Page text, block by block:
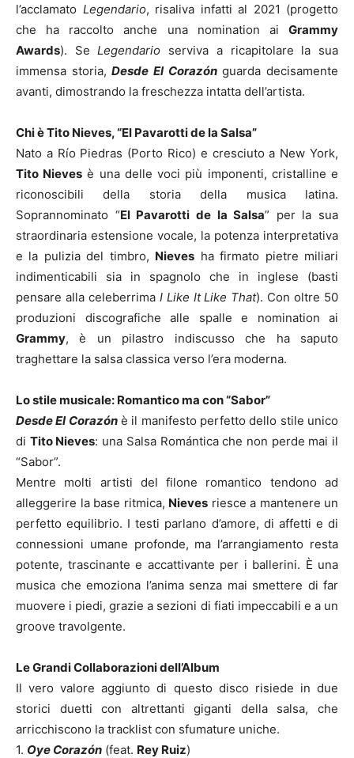
l’acclamato Legendario, risaliva infatti al 2021 (progetto
che ha raccolto anche una nomination ai Grammy
Awards). SeLegendario serviva a ricapitolare la sua
immensa storia,Desde El Corazónguarda decisamente
avanti, dimostrando la freschezza intatta dell’artista.
Chi è Tito Nieves, “El Pavarotti de la Salsa”
Nato a Río Piedras (Porto Rico) e cresciuto a New York,
Tito Nieves è una delle voci più imponenti, cristalline e
riconoscibili della storia della musica latina.
Soprannominato “El Pavarotti de la Salsa” per la sua
straordinaria estensione vocale, la potenza interpretativa
e la pulizia del timbro, Nieves ha firmato pietre miliari
indimenticabili sia in spagnolo che in inglese (basti
pensare alla celeberrima I Like It Like That). Con oltre 50
produzioni discografiche alle spalle e nomination ai
Grammy, è un pilastro indiscusso che ha saputo
traghettare la salsa classica verso l’era moderna.
Lo stile musicale: Romantico ma con “Sabor”
Desde El Corazónè il manifesto perfetto dello stile unico
di Tito Nieves: una Salsa Romántica che non perde mai il
“Sabor”.
Mentre molti artisti del filone romantico tendono ad
alleggerire la base ritmica, Nieves riesce a mantenere un
perfetto equilibrio. I testi parlano d’amore, di affetti e di
connessioni umane profonde, ma l’arrangiamento resta
potente, trascinante e accattivante per i ballerini. È una
musica che emoziona l’anima senza mai smettere di far
muovere i piedi, grazie a sezioni di fiati impeccabili e a un
groove travolgente.
Le Grandi Collaborazioni dell’Album
Il vero valore aggiunto di questo disco risiede in due
storici duetti con altrettanti giganti della salsa, che
arricchiscono la tracklist con sfumature uniche.
1. Oye Corazón (feat. Rey Ruiz)